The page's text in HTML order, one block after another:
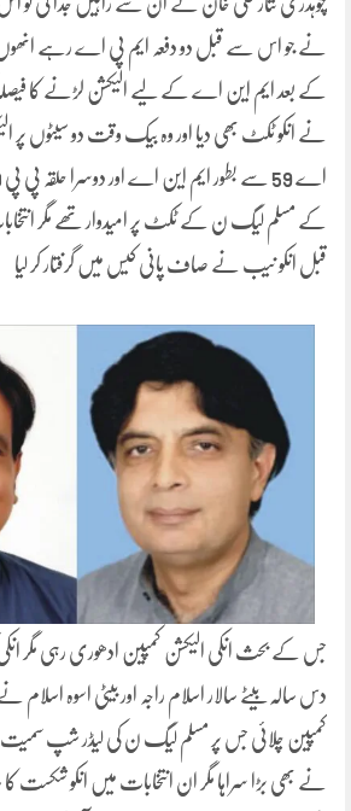
نے جو اس سے قبل دو دفعہ ایم پی اے رہے
کے بعد ایم این اے کے لیے الیکشن لڑنے کا
نے انکو ٹکٹ بھی دیا اور وہ بیک وقت دو سیٹوں پر
کے مسلم لیگ ن کے ٹکٹ پر امیدوار تھے مگر
قبل انکو نیب نے صاف پانی کیس میں گرفتار کر لیا
جس کے بحث انکی الیکشن کمپین ادھوری رہی مگر
دس سالہ بیٹے سالار اسلام راجہ اور بیٹی اسوہ اسلام
کمپین چلائی جس پر مسلم لیگ ن کی لیڈر شپ سمیت
نے بھی بڑا سراہا مگر ان انتخابات میں انکو شکست کا